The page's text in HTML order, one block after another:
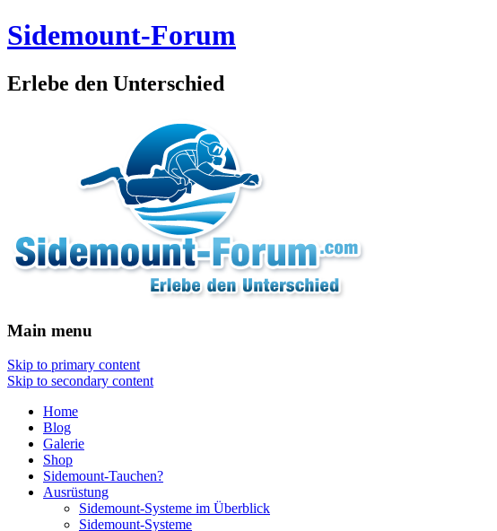
Sidemount-Forum
Erlebe den Unterschied
Main menu
Skip to primary content
Skip to secondary content
Home
Blog
Galerie
Shop
Sidemount-Tauchen?
Ausrüstung
Sidemount-Systeme im Überblick
Sidemount-Systeme